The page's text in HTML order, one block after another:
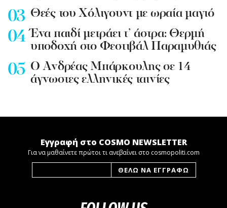
Θεές του Χόλιγουντ με ωραία μαγιό
Ένα παιδί μετράει τ’ άστρα: Θερμή
υποδοχή στο Φεστιβάλ Παραμυθιάς
Ο Ανδρέας Μπάρκουλης σε 14
άγνωστες ελληνικές ταινίες
Εγγραφή στο COSMO NEWSLETTER
Για να μαθαίνετε πρώτοι τι ανεβαίνει στο cosmopoliti.com